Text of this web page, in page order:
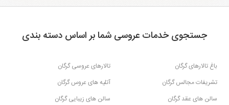
جستجوی خدمات عروسی شما بر اساس دسته بندی
باغ تالارهای گرگان
تالارهای عروسی گرگان
تشریفات مجالس گرگان
آتلیه های عروس گرگان
سالن های عقد گرگان
سالن های زیبایی گرگان